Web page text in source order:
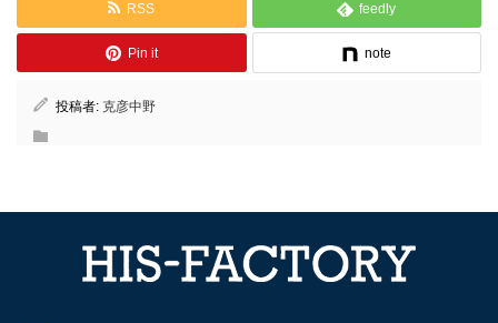
RSS feedly
Pin it note
投稿者: 克彦中野